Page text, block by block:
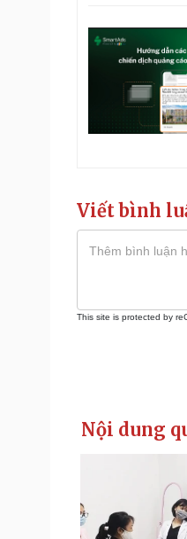
Viết bình
This site is protected by